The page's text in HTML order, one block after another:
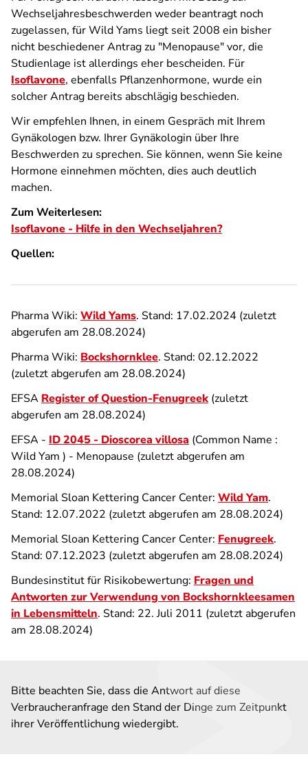
Wechseljahresbeschwerden weder beantragt noch
zugelassen, für Wild Yams liegt seit 2008 ein bisher
nicht beschiedener Antrag zu "Menopause" vor, die
Studienlage ist allerdings eher bescheiden. Für
Isoflavone, ebenfalls Pflanzenhormone, wurde ein
solcher Antrag bereits abschlägig beschieden.
Wir empfehlen Ihnen, in einem Gespräch mit Ihrem
Gynäkologen bzw. Ihrer Gynäkologin über Ihre
Beschwerden zu sprechen. Sie können, wenn Sie keine
Hormone einnehmen möchten, dies auch deutlich
machen.
Zum Weiterlesen:
Isoflavone - Hilfe in den Wechseljahren?
Quellen:
Pharma Wiki: Wild Yams. Stand: 17.02.2024 (zuletzt
abgerufen am 28.08.2024)
Pharma Wiki: Bockshornklee. Stand: 02.12.2022
(zuletzt abgerufen am 28.08.2024)
EFSA Register of Question-Fenugreek (zuletzt
abgerufen am 28.08.2024)
EFSA - ID 2045 - Dioscorea villosa (Common Name :
Wild Yam ) - Menopause (zuletzt abgerufen am
28.08.2024)
Memorial Sloan Kettering Cancer Center: Wild Yam.
Stand: 12.07.2022 (zuletzt abgerufen am 28.08.2024)
Memorial Sloan Kettering Cancer Center: Fenugreek.
Stand: 07.12.2023 (zuletzt abgerufen am 28.08.2024)
Bundesinstitut für Risikobewertung: Fragen und
Antworten zur Verwendung von Bockshornkleesamen
in Lebensmitteln. Stand: 22. Juli 2011 (zuletzt abgerufen
am 28.08.2024)
Bitte beachten Sie, dass die Antwort auf diese
Verbraucheranfrage den Stand der Dinge zum Zeitpunkt
ihrer Veröffentlichung wiedergibt.